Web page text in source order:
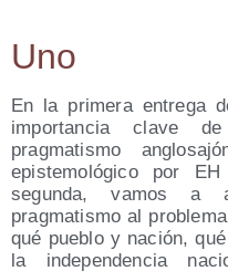
Uno
En la primera entrega
importancia clave
pragmatismo
epistemológico por
segunda, vamos a
pragmatismo al
qué pueblo y nación,
la independencia